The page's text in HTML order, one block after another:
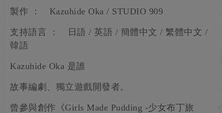
製作 ： Kazuhide Oka / STUDIO 909
支持語言 ： 日語 / 英語 / 簡體中文 / 繁體中文 /
韓語
Kazuhide Oka 是誰
故事編劇、獨立遊戲開發者。
曾參與創作《Girls Made Pudding -少女布丁旅